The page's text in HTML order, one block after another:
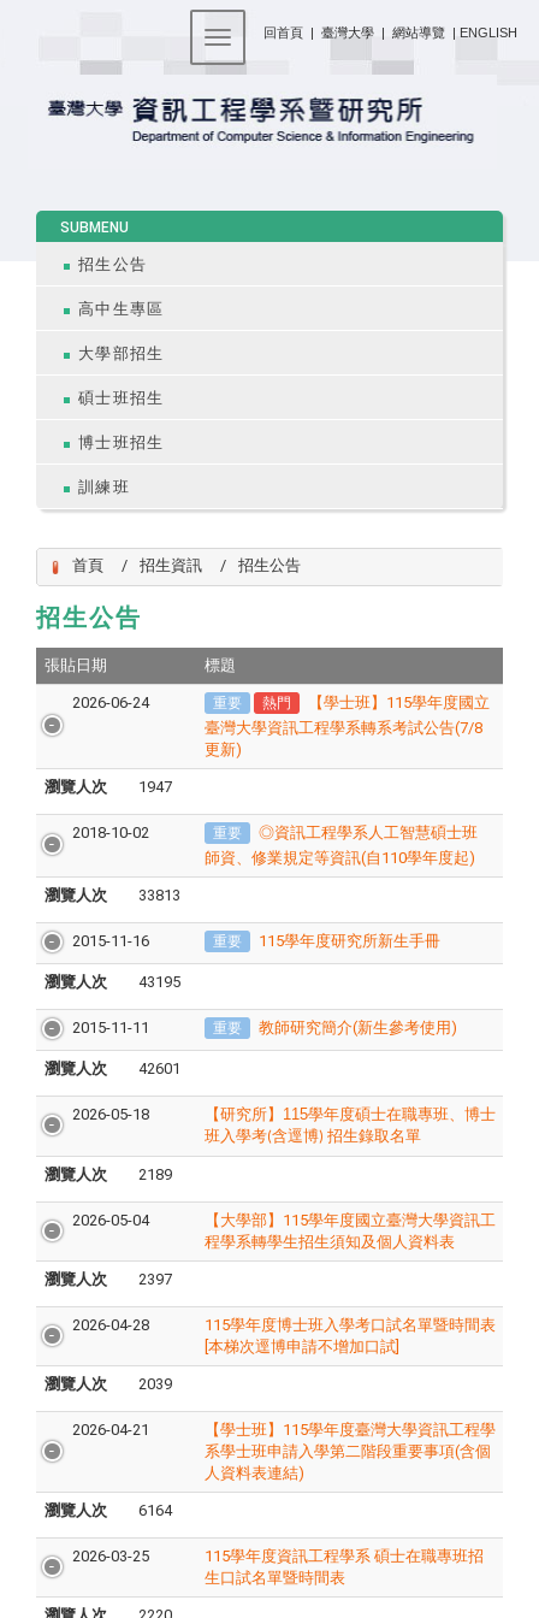
回首頁 | 臺灣大學 | 網站導覽 | ENGLISH
Toggle navigation
SUBMENU
招生公告
高中生專區
大學部招生
碩士班招生
博士班招生
訓練班
首頁 招生資訊 招生公告
招生公告
張貼日期 標題
2026-06-24 重要 熱門
【學士班】115學年度國立
臺灣大學資訊工程學系轉系考試公告(7/8
更新)
瀏覽人次 1947
2018-10-02 重要
◎資訊工程學系人工智慧碩士班
師資、修業規定等資訊(自110學年度起)
瀏覽人次 33813
2015-11-16 重要 115學年度研究所新生手冊
瀏覽人次 43195
2015-11-11 重要 教師研究簡介(新生參考使用)
瀏覽人次 42601
2026-05-18 【研究所】 115學年度碩士在職專班、博士
班入學考(含逕博) 招生錄取名單
瀏覽人次 2189
2026-05-04
【大學部】115學年度國立臺灣大學資訊工
程學系轉學生招生須知及個人資料表
瀏覽人次 2397
2026-04-28
115學年度博士班入學考口試名單暨時間表
[本梯次逕博申請不增加口試]
瀏覽人次 2039
2026-04-21
【學士班】115學年度臺灣大學資訊工程學
系學士班申請入學第二階段重要事項(含個
人資料表連結)
瀏覽人次 6164
2026-03-25
115學年度資訊工程學系 碩士在職專班招
生口試名單暨時間表